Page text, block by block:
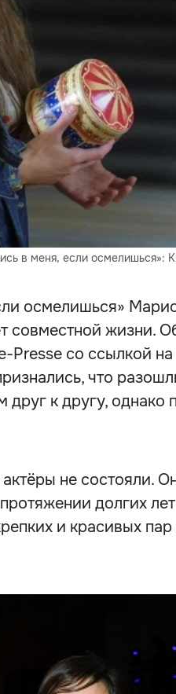
в меня, если осмелишься»:
осмелишься»
совместной жизни.
Presse со ссылкой
что
к другу, однако
не состояли.
долгих
и красивых